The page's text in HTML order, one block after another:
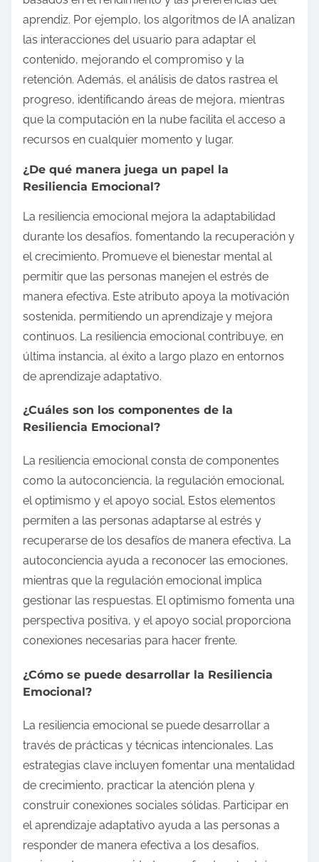
aprendiz. Por ejemplo, los algoritmos de IA analizan
las interacciones del usuario para adaptar el
contenido, mejorando el compromiso y la
retención. Además, el análisis de datos rastrea el
progreso, identificando áreas de mejora, mientras
que la computación en la nube facilita el acceso a
recursos en cualquier momento y lugar.
¿De qué manera juega un papel la
Resiliencia Emocional?
La resiliencia emocional mejora la adaptabilidad
durante los desafíos, fomentando la recuperación y
el crecimiento. Promueve el bienestar mental al
permitir que las personas manejen el estrés de
manera efectiva. Este atributo apoya la motivación
sostenida, permitiendo un aprendizaje y mejora
continuos. La resiliencia emocional contribuye, en
última instancia, al éxito a largo plazo en entornos
de aprendizaje adaptativo.
¿Cuáles son los componentes de la
Resiliencia Emocional?
La resiliencia emocional consta de componentes
como la autoconciencia, la regulación emocional,
el optimismo y el apoyo social. Estos elementos
permiten a las personas adaptarse al estrés y
recuperarse de los desafíos de manera efectiva. La
autoconciencia ayuda a reconocer las emociones,
mientras que la regulación emocional implica
gestionar las respuestas. El optimismo fomenta una
perspectiva positiva, y el apoyo social proporciona
conexiones necesarias para hacer frente.
¿Cómo se puede desarrollar la Resiliencia
Emocional?
La resiliencia emocional se puede desarrollar a
través de prácticas y técnicas intencionales. Las
estrategias clave incluyen fomentar una mentalidad
de crecimiento, practicar la atención plena y
construir conexiones sociales sólidas. Participar en
el aprendizaje adaptativo ayuda a las personas a
responder de manera efectiva a los desafíos,